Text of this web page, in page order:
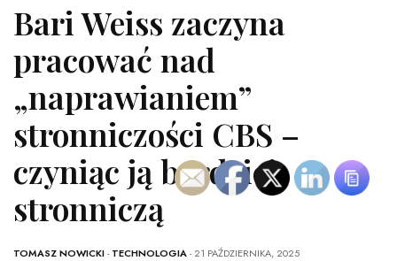
Bari Weiss zaczyna
pracować nad
„naprawianiem”
stronniczości CBS –
czyniąc ją bardziej
stronniczą
TOMASZ NOWICKI-TECHNOLOGIA- 21 PAŹDZIERNIKA, 2025